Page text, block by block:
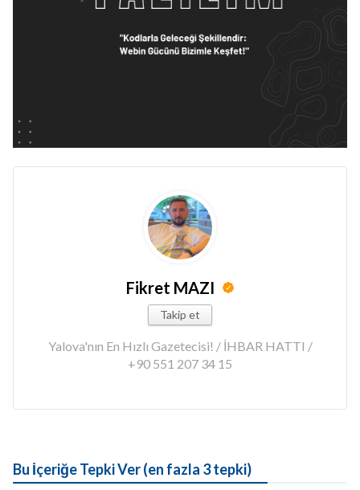
Fikret MAZI
Takip et
Yalova'nın En Hızlı Gazetecisi! / İHBAR HATTI /
+90 551 207 34 15
Bu İçeriğe Tepki Ver (en fazla 3 tepki)